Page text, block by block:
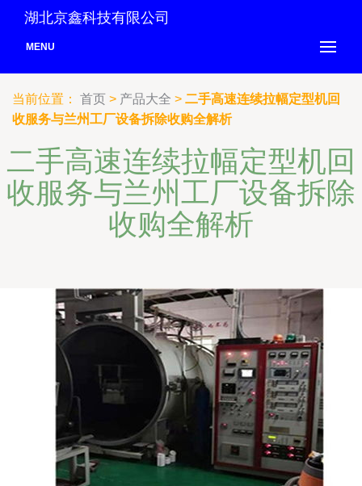
湖北京鑫科技有限公司
MENU
当前位置： 首页 > 产品大全 > 二手高速连续拉幅定型机回
收服务与兰州工厂设备拆除收购全解析
二手高速连续拉幅定型机回
收服务与兰州工厂设备拆除
收购全解析